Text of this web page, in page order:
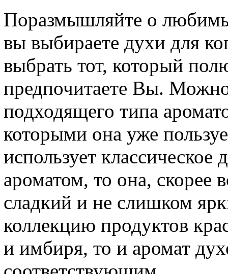
Поразмышляйте о
вы выбираете духи для
выбрать тот, который
предпочитаете Вы.
подходящего типа
которыми она уже
использует
ароматом, то она, скорее
сладкий и не слишком
коллекцию продуктов
и имбиря, то и аромат